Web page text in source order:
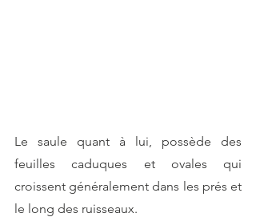
Le saule quant à lui, possède des
feuilles caduques et ovales qui
croissent généralement dans les prés et
le long des ruisseaux.